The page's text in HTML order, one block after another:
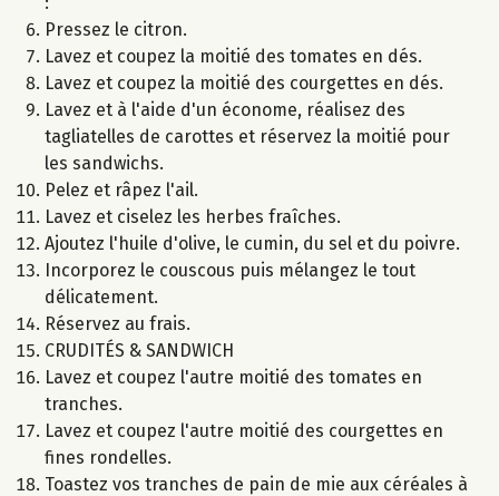
Pressez le citron.
Lavez et coupez la moitié des tomates en dés.
Lavez et coupez la moitié des courgettes en dés.
Lavez et à l'aide d'un économe, réalisez des
tagliatelles de carottes et réservez la moitié pour
les sandwichs.
Pelez et râpez l'ail.
Lavez et ciselez les herbes fraîches.
Ajoutez l'huile d'olive, le cumin, du sel et du poivre.
Incorporez le couscous puis mélangez le tout
délicatement.
Réservez au frais.
CRUDITÉS & SANDWICH
Lavez et coupez l'autre moitié des tomates en
tranches.
Lavez et coupez l'autre moitié des courgettes en
fines rondelles.
Toastez vos tranches de pain de mie aux céréales à